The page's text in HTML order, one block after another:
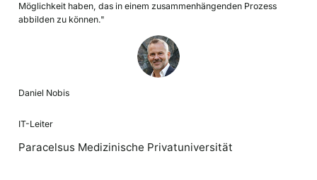
Möglichkeit haben, das in einem zusammenhängenden Prozess
abbilden zu können."
Daniel Nobis
IT-Leiter
Paracelsus Medizinische Privatuniversität